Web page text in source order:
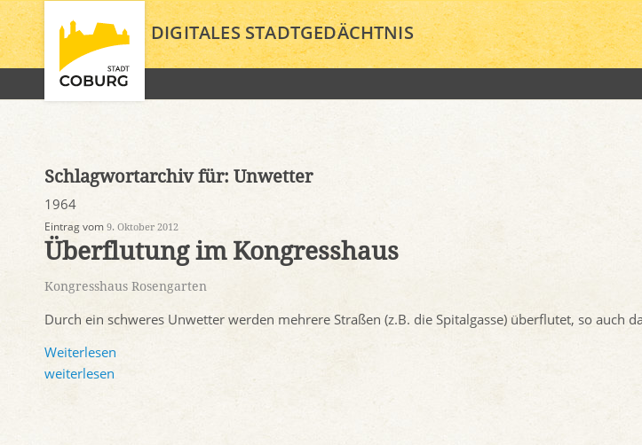
DIGITALES STADTGEDÄCHTNIS
Schlagwortarchiv für: Unwetter
1964
Eintrag vom 9. Oktober 2012
Überflutung im Kongresshaus
Kongresshaus Rosengarten
Durch ein schweres Unwetter werden mehrere Straßen (z.B. die Spitalgasse) überflutet, so auch
Weiterlesen
weiterlesen